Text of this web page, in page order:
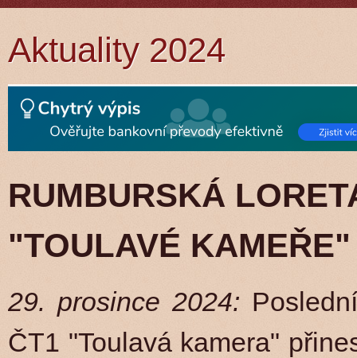
Aktuality 2024
RUMBURSKÁ
"TOULAVÉ
29. prosince 2024:
ČT1 "Toulavá kamera"